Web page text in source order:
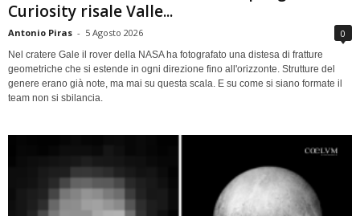
Curiosity risale Valle...
Antonio Piras - 5 Agosto 2026 0
Nel cratere Gale il rover della NASA ha fotografato una distesa di fratture
geometriche che si estende in ogni direzione fino all'orizzonte. Strutture del
genere erano già note, ma mai su questa scala. E su come si siano formate il
team non si sbilancia.